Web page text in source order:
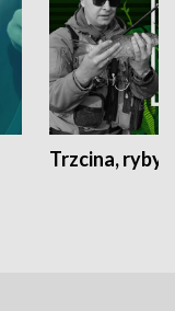
Trzcina, ryby